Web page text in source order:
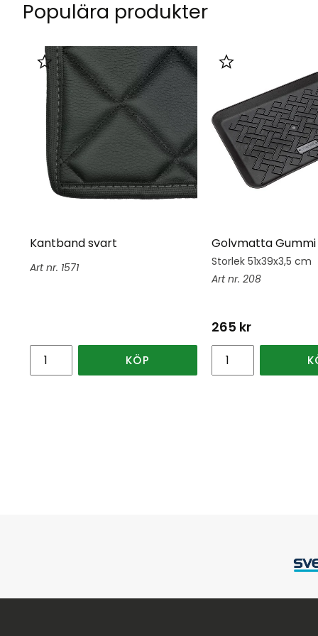
Populära produkter
Kantband svart
1571
Lägg till i favoriter
KÖP
Golvmatta Gummi
Storlek 51x39x3,5 cm
208
265 kr
Lägg till i